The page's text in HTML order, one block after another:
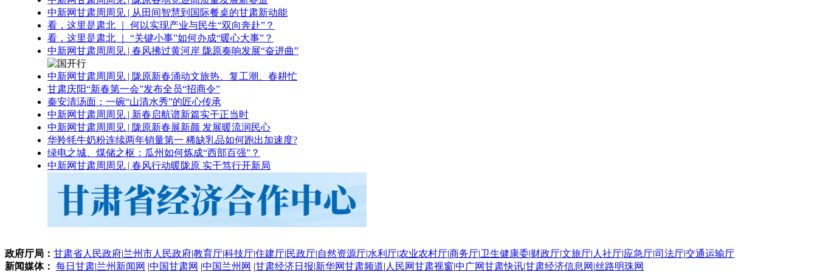
中新网甘肃周周见 | 从田间智慧到国际餐桌的甘肃新动能
看，这里是肃北 ｜ 何以实现产业与民生“双向奔赴”？
看，这里是肃北 ｜ “关键小事”如何办成“暖心大事”？
中新网甘肃周周见 | 春风拂过黄河岸 陇原奏响发展“奋进曲”
中新网甘肃周周见 | 陇原新春涌动文旅热、复工潮、春耕忙
甘肃庆阳“新春第一会”发布全员“招商令”
秦安清汤面：一碗“山清水秀”的匠心传承
中新网甘肃周周见 | 新春启航谱新篇实干正当时
中新网甘肃周周见 | 陇原新春展新颜 发展暖流润民心
华羚牦牛奶粉连续两年销量第一 稀缺乳品如何跑出加速度?
绿电之城、煤储之枢：瓜州如何炼成“西部百强”？
中新网甘肃周周见 | 春风行动暖陇原 实干笃行开新局
政府厅局： 甘肃省人民政府|兰州市人民政府|教育厅|科技厅|住建厅|民政厅|自然资源厅|水利厅|农业农村厅|商务厅|卫生健康委|财政厅|文旅厅| 人社厅|应急厅|司法厅|交通运输厅
新闻媒体： 每日甘肃|兰州新闻网 |中国甘肃网 |中国兰州网 |甘肃经济日报|新华网甘肃频道| 人民网甘肃视窗|中广网甘肃快讯|甘肃经济信息网 |丝路明珠网